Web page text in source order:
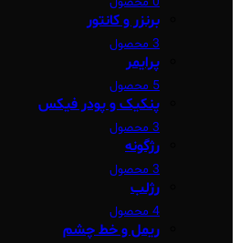
برنزر و کانتور
3 محصول
پرایمر
5 محصول
پنکیک و پودر فیکس
3 محصول
رژگونه
3 محصول
رژلب
4 محصول
ریمل و خط چشم